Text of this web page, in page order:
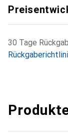
30 Tage